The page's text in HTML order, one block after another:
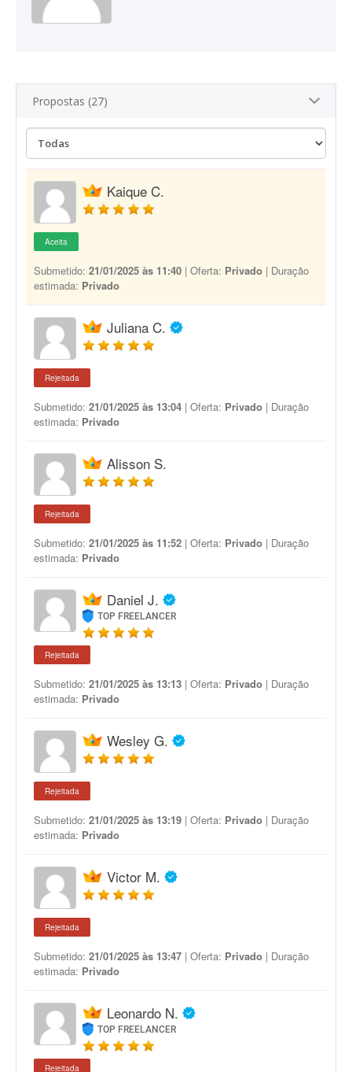
Propostas (27)
Kaique C.
Aceita
Submetido: 21/01/2025 às 11:40 | Oferta: Privado | Duração
estimada: Privado
Juliana C.
Rejeitada
Submetido: 21/01/2025 às 13:04 | Oferta: Privado | Duração
estimada: Privado
Alisson S.
Rejeitada
Submetido: 21/01/2025 às 11:52 | Oferta: Privado | Duração
estimada: Privado
Daniel J.
TOP FREELANCER
Rejeitada
Submetido: 21/01/2025 às 13:13 | Oferta: Privado | Duração
estimada: Privado
Wesley G.
Rejeitada
Submetido: 21/01/2025 às 13:19 | Oferta: Privado | Duração
estimada: Privado
Victor M.
Rejeitada
Submetido: 21/01/2025 às 13:47 | Oferta: Privado | Duração
estimada: Privado
Leonardo N.
TOP FREELANCER
Rejeitada